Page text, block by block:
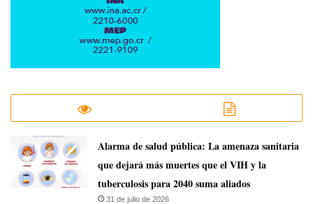
​Alarma de salud pública: La amenaza sanitaria
que dejará más muertes que el VIH y la
tuberculosis para 2040 suma aliados
31 de julio de 2026